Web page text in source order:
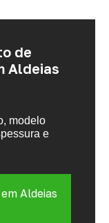
de
Aldeias
modelo
e
Aldeias